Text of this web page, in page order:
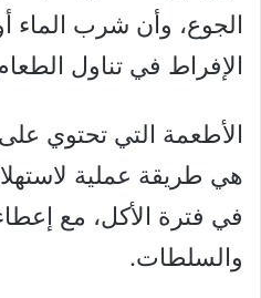
الجوع، وأن شرب الماء
الإفراط في تناول
الأطعمة التي تحتوي
هي طريقة عملية
في فترة الأكل، مع
والسلطات.